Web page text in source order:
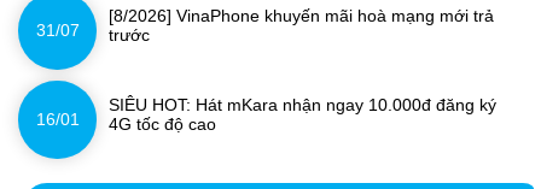
31/07
[8/2026] VinaPhone khuyến mãi hoà mạng mới trả
trước
16/01
SIÊU HOT: Hát mKara nhận ngay 10.000đ đăng ký
4G tốc độ cao